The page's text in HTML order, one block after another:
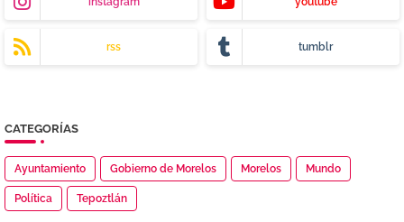
rss tumblr
CATEGORÍAS
Ayuntamiento Gobierno de Morelos Morelos Mundo
Política Tepoztlán